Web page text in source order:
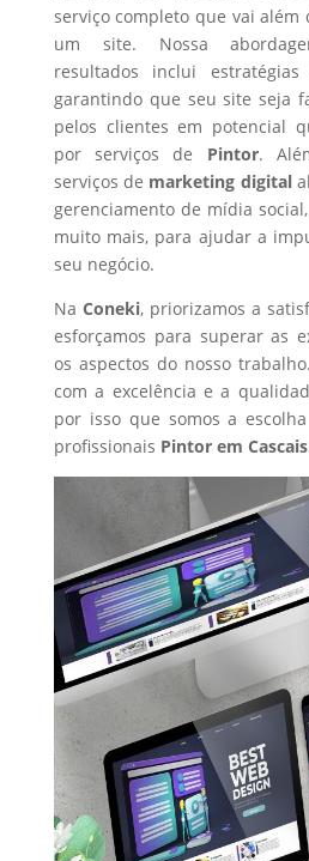
serviço completo que vai além
um site. Nossa
resultados inclui
garantindo que seu site seja
pelos clientes em potencial
por serviços de Pintor.
serviços de marketing digital
gerenciamento de mídia social,
muito mais, para ajudar a
seu negócio.
Na Coneki, priorizamos a
esforçamos para superar as
os aspectos do nosso
com a excelência e a
por isso que somos a
profissionais Pintorem Cascais